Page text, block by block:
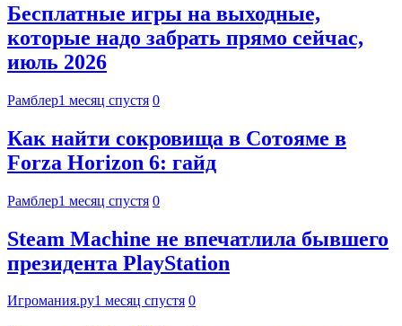
Бесплатные игры на выходные,
которые надо забрать прямо сейчас,
июль 2026
Рамблер1 месяц спустя 0
Как найти сокровища в Сотояме в
Forza Horizon 6: гайд
Рамблер1 месяц спустя 0
Steam Machine не впечатлила бывшего
президента PlayStation
Игромания.ру1 месяц спустя 0